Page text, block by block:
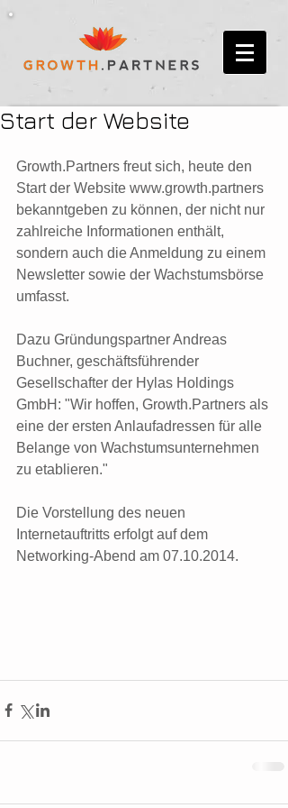
Start der Website
Growth.Partners freut sich, heute den
Start der Website www.growth.partners
bekanntgeben zu können, der nicht nur
zahlreiche Informationen enthält,
sondern auch die Anmeldung zu einem
Newsletter sowie der Wachstumsbörse
umfasst.
Dazu Gründungspartner Andreas
Buchner, geschäftsführender
Gesellschafter der Hylas Holdings
GmbH: "Wir hoffen, Growth.Partners als
eine der ersten Anlaufadressen für alle
Belange von Wachstumsunternehmen
zu etablieren."
Die Vorstellung des neuen
Internetauftritts erfolgt auf dem
Networking-Abend am 07.10.2014.